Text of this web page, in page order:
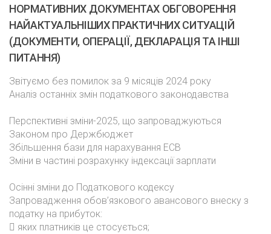
НОРМАТИВНИХ ДОКУМЕНТАХ ОБГОВОРЕННЯ
НАЙАКТУАЛЬНІШИХ ПРАКТИЧНИХ СИТУАЦІЙ
(ДОКУМЕНТИ, ОПЕРАЦІЇ, ДЕКЛАРАЦІЯ ТА ІНШІ
ПИТАННЯ)
Звітуємо без помилок за 9 місяців 2024 року
Аналіз останніх змін податкового законодавства
Перспективні зміни-2025, що запроваджуються
Законом про Держбюджет
Збільшення бази для нарахування ЕСВ
Зміни в частині розрахунку індексації зарплати
Осінні зміни до Податкового кодексу
Запровадження обов’язкового авансового внеску з
податку на прибуток:
 яких платників це стосується;